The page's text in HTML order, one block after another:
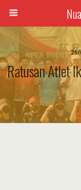
26/
Ratusan Atlet